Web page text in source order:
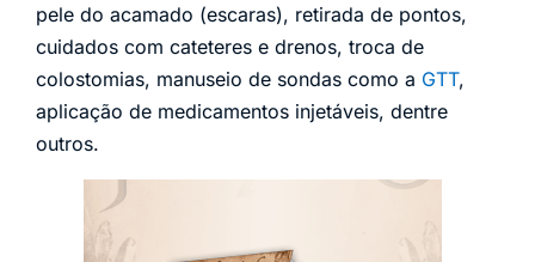
pele do acamado (escaras), retirada de pontos,
cuidados com cateteres e drenos, troca de
colostomias, manuseio de sondas como a GTT,
aplicação de medicamentos injetáveis, dentre
outros.